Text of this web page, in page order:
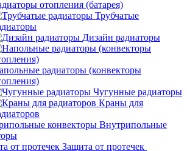
отопления (батарея)
Трубчатые
Дизайн радиаторы
радиаторы (конвекторы
Чугунные радиаторы
Краны для
Внутрипольные
Защита от протечек